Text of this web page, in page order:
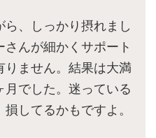
、しっかり摂れまし
んが細かくサポート
りません。結果は大満
月でした。迷っている
してるかもですよ。